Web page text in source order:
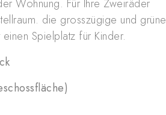
Wohnung. Für Ihre Zweiräder
die grosszügige und grüne
Spielplatz für Kinder.